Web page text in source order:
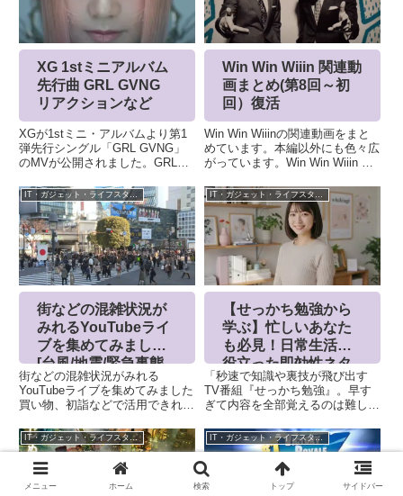
XG 1stミニアルバム
先行曲 GRL GVNG
リアクションなど
XGが1stミニ・アルバムより第1
弾先行シングル「GRL GVNG」
のMVが公開されました。GRL
アクションなどももろもろ
Youtubeランキング急上昇ランキ
ングも上位に。XGオフィシャル
サイトも、もうすぐ...
Win Win Wiiin 関連動
画まとめ(第8回～初
回）復活
Win Win Wiiinの関連動画をまと
めています。本編以外にも色々広
がっています。Win Win Wiiin 好
ンウィーン / うぃんうぃんうぃー
ん
IT・ガジェット・ライフスタイル
街などの混雑状況が
みれるYouTubeライ
ブを集めてみました
[台風/地震/緊急事態
宣言中]
街などの混雑状況がみれる
YouTubeライブを集めてみました
買い物、初詣などで活用できれば
IT・ガジェット・ライフスタイル
【せっかち勉強から
学ぶ】忙しいあなた
も必見！日常生活で
役立った即効性ネタ
集
「秒速で知識や裏技が飛び出す
TV番組『せっかち勉強』。早す
ぎて内容を全部覚えるのは難しい
る！』と思える情報もたくさんあ
りますよね。今回は、私が実際に
『せっかち勉強』を見て、日常生
活で役立ったと感じたネタ、えー
と思っ...
IT・ガジェット・ライフスタイル IT・ガジェット・ライフスタイル
メニュー ホーム 検索 トップ サイドバー